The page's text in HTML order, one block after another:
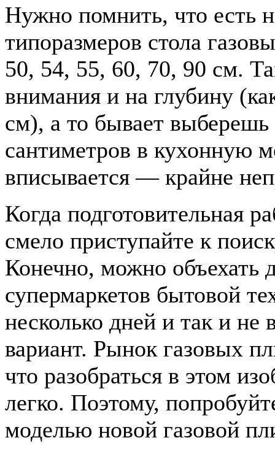
Нужно помнить, что есть
типоразмеров стола
50, 54, 55, 60, 70, 90 см.
внимания и на глубину
см), а то бывает выберешь
сантиметров в кухонную
вписывается — крайне
Когда подготовительная
смело приступайте к
Конечно, можно объехать
супермаркетов бытовой
несколько дней и так и не
вариант. Рынок газовых
что разобраться в этом
легко. Поэтому,
моделью новой газовой